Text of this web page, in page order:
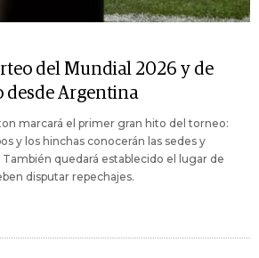
del Mundial 2026 y de
desde Argentina
marcará el primer gran hito del torneo:
y los hinchas conocerán las sedes y
También quedará establecido el lugar de
disputar repechajes.